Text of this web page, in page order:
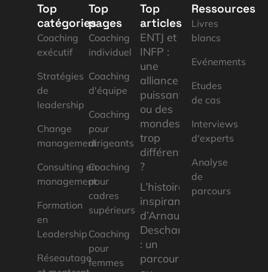
Top
catégories
Coaching
exécutif
Stratégies
de
leadership
Change
management
Consulting en
management
Formation
en
Leadership
Réseautage
Top
pages
Coaching
individuel
Coaching
d'équipe
Coaching
pour
dirigeants
Coaching
pour
cadres
supérieurs
Coaching
pour
femmes
Top
articles
ENTJ et
INFP :
une
alliance
puissante
ou des
mondes
trop
différents
?
L’histoire
inspirante
d’Arnaud
Deschamps
: un
parcours
Ressources
Livres
blancs
Evénements
Etudes
de cas
Interviews
d'experts
Analyse
de
parcours